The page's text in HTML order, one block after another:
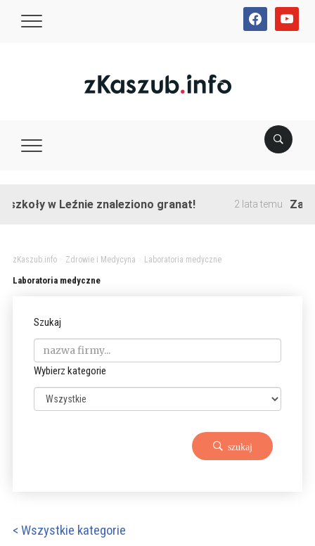
facebookyoutube
w Leźnie znaleziono granat! 2 lata temu
zKaszub.info> Zdrowie i Medycyna Laboratoria medyczne
Laboratoria medyczne
Szukaj
Wybierz kategorie
szukaj
< Wszystkie kategorie